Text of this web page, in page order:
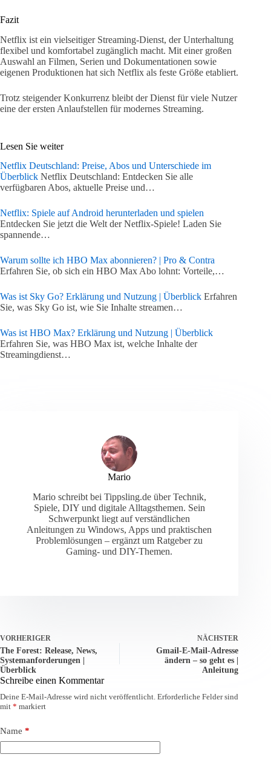
Fazit
Netflix ist ein vielseitiger Streaming-Dienst, der Unterhaltung
flexibel und komfortabel zugänglich macht. Mit einer großen
Auswahl an Filmen, Serien und Dokumentationen sowie
eigenen Produktionen hat sich Netflix als feste Größe etabliert.
Trotz steigender Konkurrenz bleibt der Dienst für viele Nutzer
eine der ersten Anlaufstellen für modernes Streaming.
Lesen Sie weiter
Netflix Deutschland: Preise, Abos und Unterschiede im
Überblick Netflix Deutschland: Entdecken Sie alle
verfügbaren Abos, aktuelle Preise und…
Netflix: Spiele auf Android herunterladen und spielen
Entdecken Sie jetzt die Welt der Netflix-Spiele! Laden Sie
spannende…
Warum sollte ich HBO Max abonnieren? | Pro & Contra
Erfahren Sie, ob sich ein HBO Max Abo lohnt: Vorteile,…
Was ist Sky Go? Erklärung und Nutzung | Überblick Erfahren
Sie, was Sky Go ist, wie Sie Inhalte streamen…
Was ist HBO Max? Erklärung und Nutzung | Überblick
Erfahren Sie, was HBO Max ist, welche Inhalte der
Streamingdienst…
Mario
Mario schreibt bei Tippsling.de über Technik,
Spiele, DIY und digitale Alltagsthemen. Sein
Schwerpunkt liegt auf verständlichen
Anleitungen zu Windows, Apps und praktischen
Problemlösungen – ergänzt um Ratgeber zu
Gaming- und DIY-Themen.
VORHERIGER
The Forest: Release, News,
Systemanforderungen |
Überblick
NÄCHSTER
Gmail-E-Mail-Adresse
ändern – so geht es |
Anleitung
Schreibe einen Kommentar
Deine E-Mail-Adresse wird nicht veröffentlicht. Erforderliche Felder sind
mit * markiert
Name *